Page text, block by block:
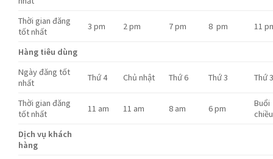
Thời gian đăng
tốt nhất
3 pm 2 pm 7 pm 8 pm 11
Hàng tiêu dùng
Ngày đăng tốt
nhất
Thứ 4 Chủ nhật Thứ 6 Thứ 3 Thứ
Thời gian đăng
tốt nhất
11 am 11 am 8 am 6 pm
Buổi
chiều
Dịch vụ khách
hàng